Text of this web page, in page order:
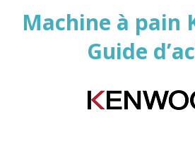
Machine à pain
Guide